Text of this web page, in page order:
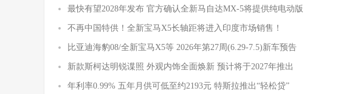
最快有望2028年发布 官方确认全新马自达MX-5将提供纯电动版
不再中国特供！全新宝马X5长轴距将进入印度市场销售！
比亚迪海豹08/全新宝马X5等 2026年第27周(6.29-7.5)新车预告
新款斯柯达明锐谍照 外观内饰全面焕新 预计将于2027年推出
年利率0.99% 五年月供可低至约2193元 特斯拉推出“轻松贷”